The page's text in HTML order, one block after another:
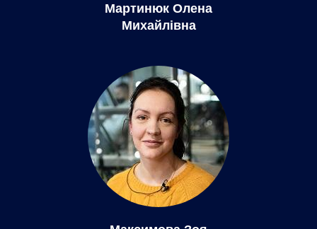
Мартинюк Олена
Михайлівна